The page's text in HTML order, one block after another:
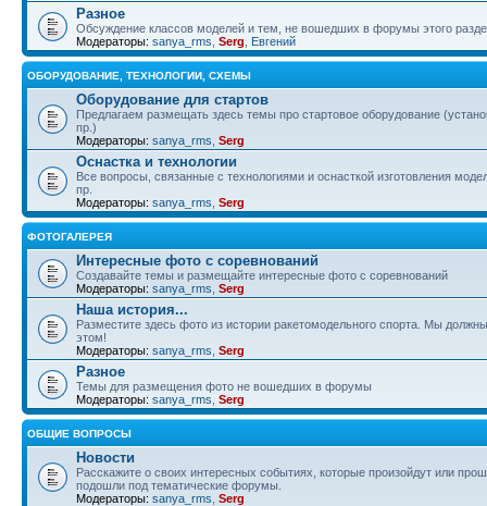
Разное
Обсуждение классов моделей и тем, не вошедших в форумы этого
Модераторы: sanya_rms Serg Евгений
ОБОРУДОВАНИЕ, ТЕХНОЛОГИИ, СХЕМЫ
Оборудование для стартов
Предлагаем размещать здесь темы про стартовое оборудование
пр.)
Модераторы: sanya_rms Serg
Оснастка и технологии
Все вопросы, связанные с технологиями и оснасткой изготовления
пр.
Модераторы: sanya_rms Serg
ФОТОГАЛЕРЕЯ
Интересные фото с соревнований
Создавайте темы и размещайте интересные фото с соревнований
Модераторы: sanya_rms Serg
Наша история...
Разместите здесь фото из истории ракетомодельного спорта. Мы
этом!
Модераторы: sanya_rms Serg
Разное
Темы для размещения фото не вошедших в форумы
Модераторы: sanya_rms Serg
ОБЩИЕ ВОПРОСЫ
Новости
Расскажите о своих интересных событиях, которые произойдут или
подошли под тематические форумы.
Модераторы: sanya_rms Serg